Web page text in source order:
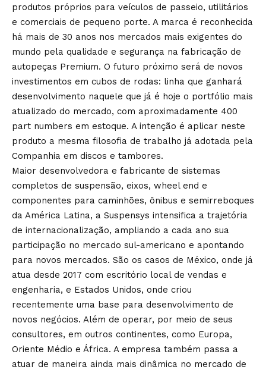
produtos próprios para veículos de passeio, utilitários
e comerciais de pequeno porte. A marca é reconhecida
há mais de 30 anos nos mercados mais exigentes do
mundo pela qualidade e segurança na fabricação de
autopeças Premium. O futuro próximo será de novos
investimentos em cubos de rodas: linha que ganhará
desenvolvimento naquele que já é hoje o portfólio mais
atualizado do mercado, com aproximadamente 400
part numbers em estoque. A intenção é aplicar neste
produto a mesma filosofia de trabalho já adotada pela
Companhia em discos e tambores.
Maior desenvolvedora e fabricante de sistemas
completos de suspensão, eixos, wheel end e
componentes para caminhões, ônibus e semirreboques
da América Latina, a Suspensys intensifica a trajetória
de internacionalização, ampliando a cada ano sua
participação no mercado sul-americano e apontando
para novos mercados. São os casos de México, onde já
atua desde 2017 com escritório local de vendas e
engenharia, e Estados Unidos, onde criou
recentemente uma base para desenvolvimento de
novos negócios. Além de operar, por meio de seus
consultores, em outros continentes, como Europa,
Oriente Médio e África. A empresa também passa a
atuar de maneira ainda mais dinâmica no mercado de